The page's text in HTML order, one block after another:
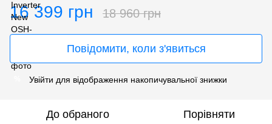
16 399 грн 18 960 грн
Повідомити, коли з'явиться
Увійти для відображення накопичувальної знижки
До обраного Порівняти